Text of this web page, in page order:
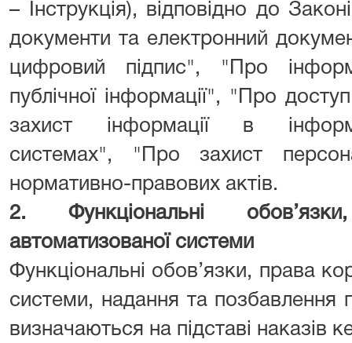
– Інструкція), відповідно до
документи та електронний
цифровий підпис", "Про
публічної інформації", "Про
захист інформації в
системах", "Про захист
нормативно-правових актів.
2. Функціональні
автоматизованої системи
Функціональні обов’язки, права
системи, надання та позбавлення
визначаються на підставі наказів